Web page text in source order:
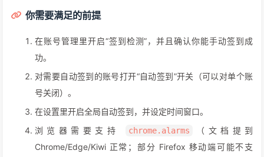
你需要满足的前提
在账号管理里开启“签到检测”，并且确认你能手动签到成
功。
对需要自动签到的账号打开“自动签到”开关（可以对单个账
号关闭）。
在设置里开启全局自动签到，并设定时间窗口。
浏览器需要支持
chrome.alarms
（文档提到
Chrome/Edge/Kiwi 正常；部分 Firefox 移动端可能不支